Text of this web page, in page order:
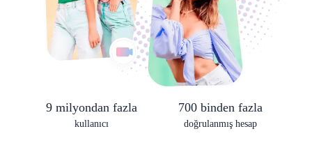
9 milyondan fazla
kullanıcı
700 binden fazla
doğrulanmış hesap